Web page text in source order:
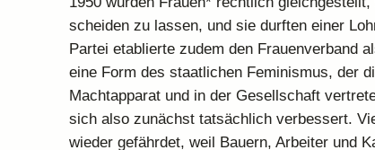
scheiden zu lassen, und sie durften einer
Partei etablierte zudem den Frauenverband
eine Form des staatlichen Feminismus, der
Machtapparat und in der Gesellschaft
sich also zunächst tatsächlich verbessert.
wieder gefährdet, weil Bauern, Arbeiter und